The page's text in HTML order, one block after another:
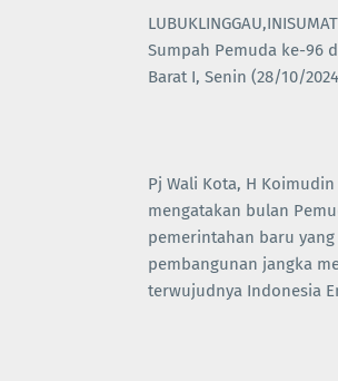
Sumpah Pemuda ke-96
Barat I, Senin (28/10/
Pj Wali Kota, H
mengatakan bulan
pemerintahan baru
pembangunan jangka
terwujudnya Indonesia